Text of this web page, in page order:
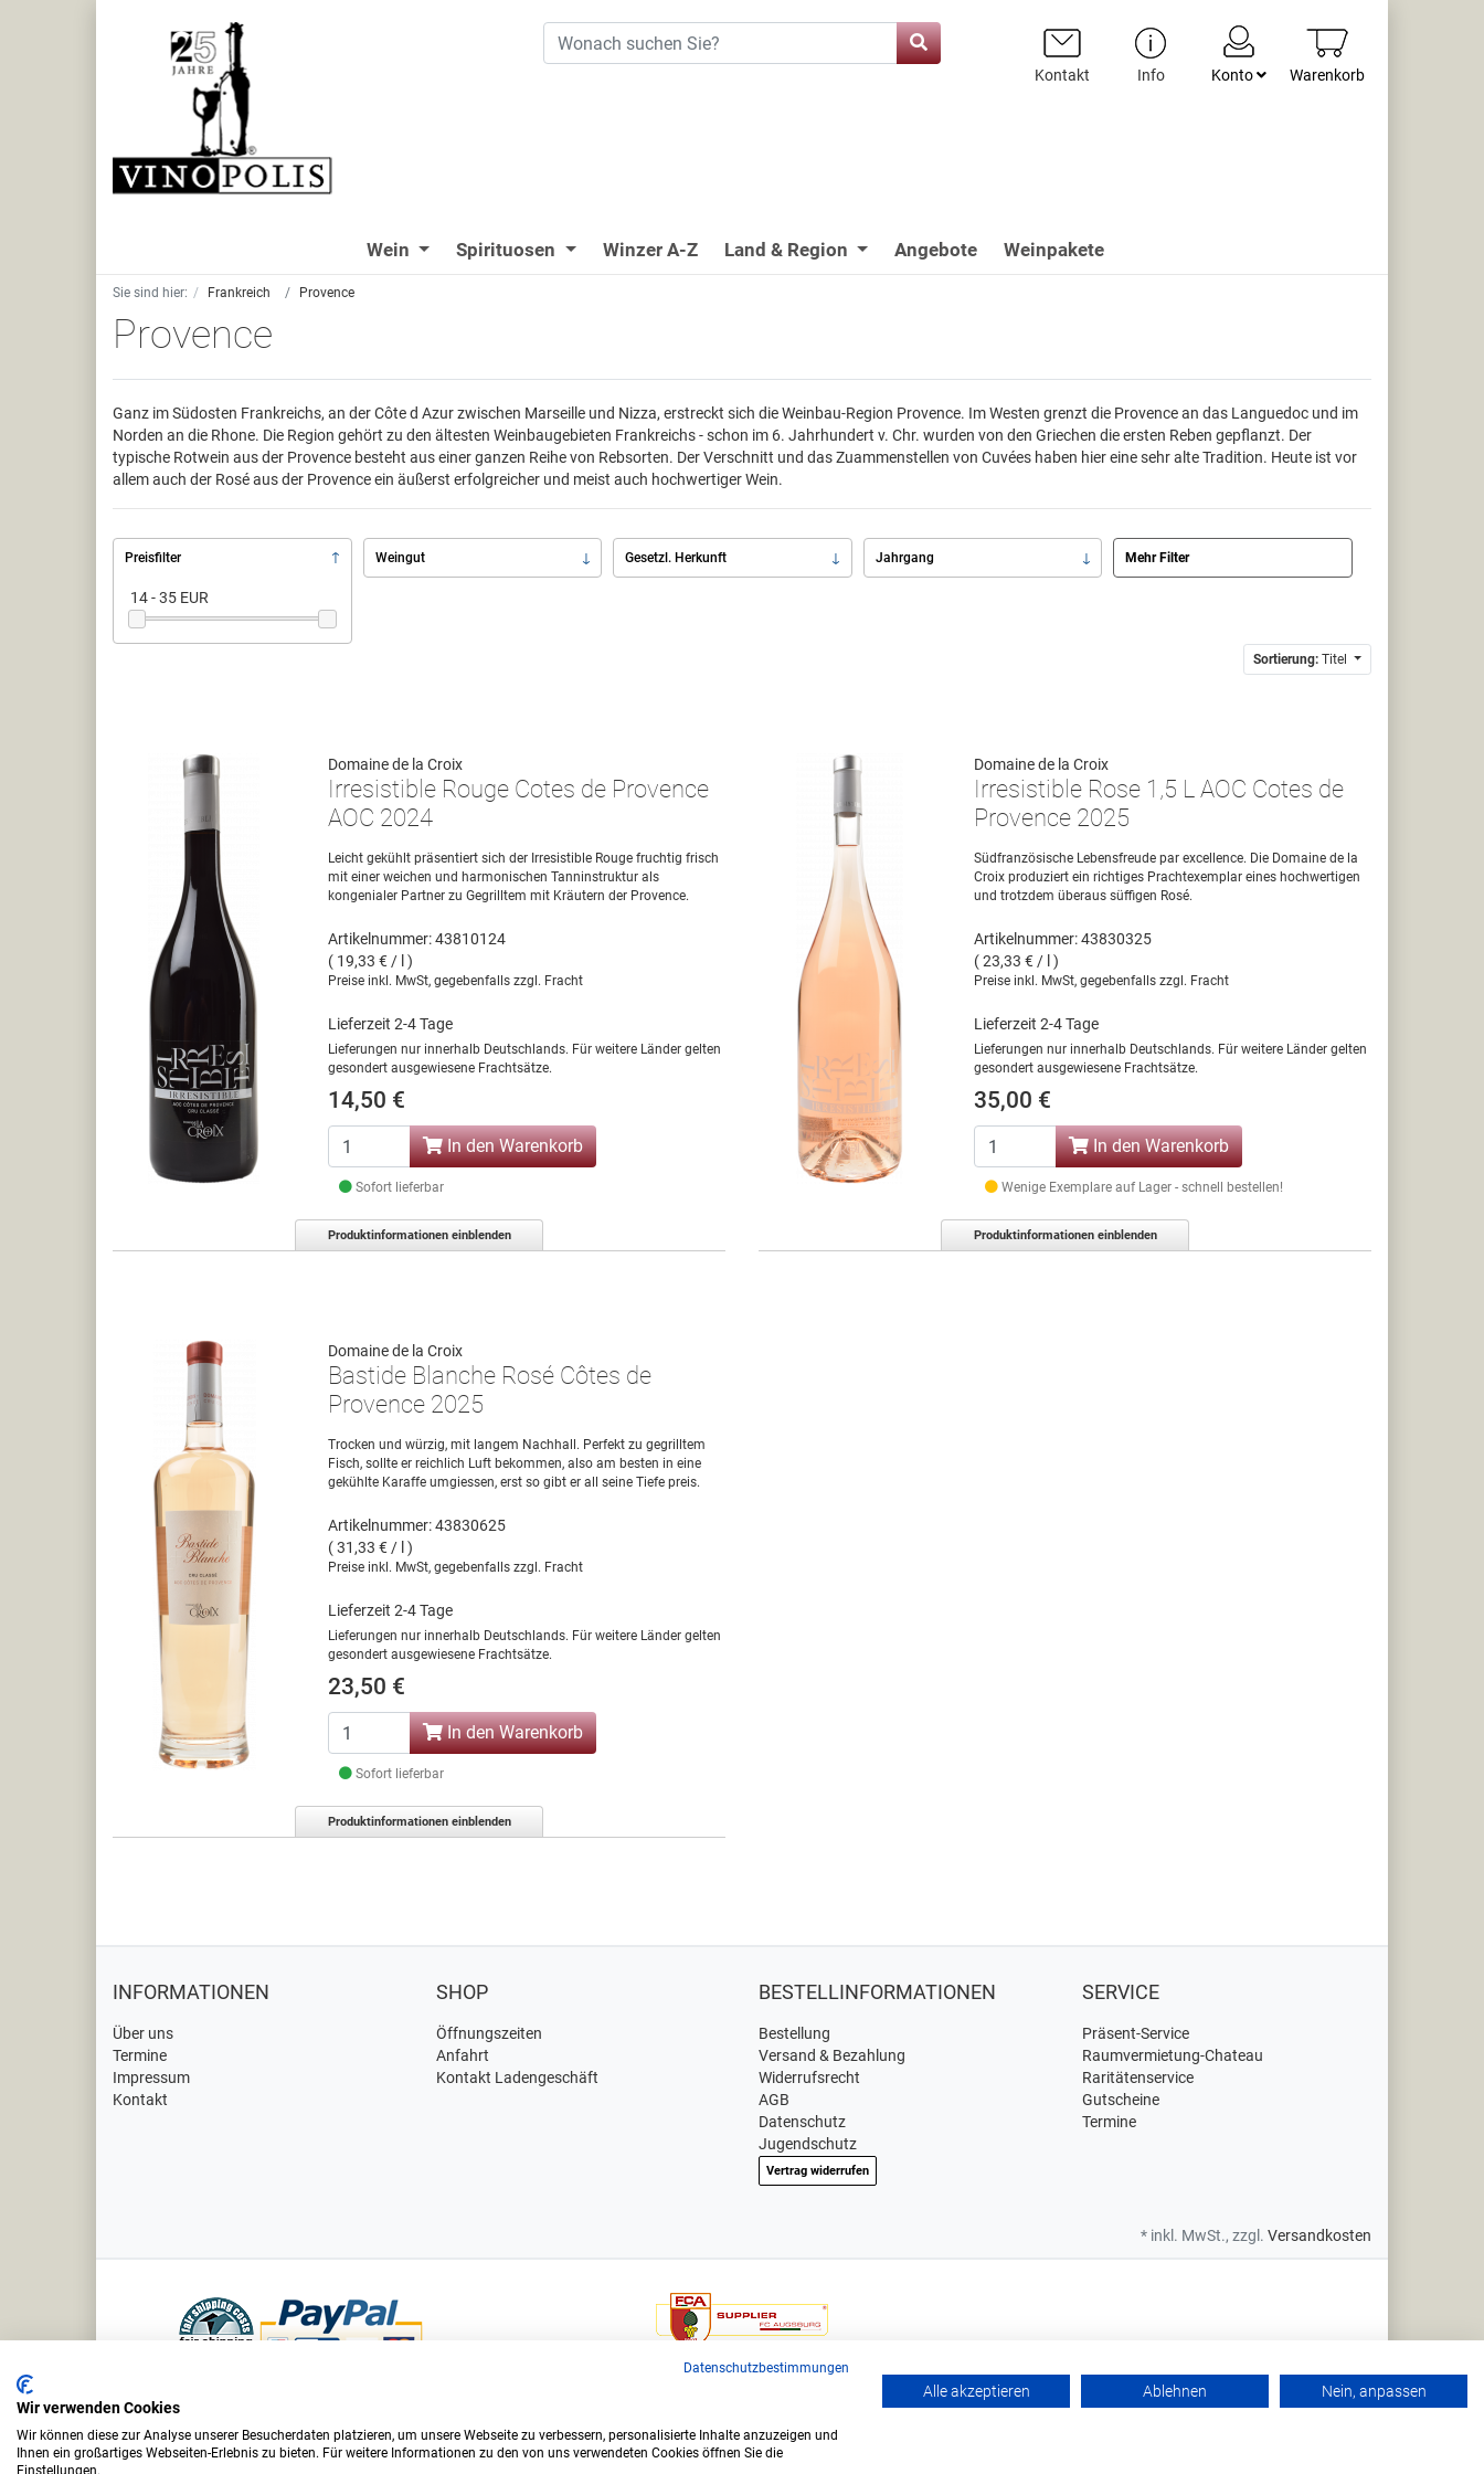
Warenkorb
Konto
Info
Kontakt
Wein Spirituosen Winzer A-Z Land & Region Angebote Weinpakete
Sie sind hier: Frankreich Provence
Provence
Ganz im Südosten Frankreichs, an der Côte d Azur zwischen Marseille und Nizza, erstreckt sich die Weinbau-Region Provence. Im Westen grenzt die Provence an das Languedoc und im
Norden an die Rhone. Die Region gehört zu den ältesten Weinbaugebieten Frankreichs - schon im 6. Jahrhundert v. Chr. wurden von den Griechen die ersten Reben gepflanzt. Der
typische Rotwein aus der Provence besteht aus einer ganzen Reihe von Rebsorten. Der Verschnitt und das Zuammenstellen von Cuvées haben hier eine sehr alte Tradition. Heute ist vor
allem auch der Rosé aus der Provence ein äußerst erfolgreicher und meist auch hochwertiger Wein.
Preisfilter
14 - 35 EUR
Weingut Gesetzl. Herkunft Jahrgang Mehr Filter
Sortierung: Titel
Domaine de la Croix
Irresistible Rouge Cotes de Provence
AOC 2024
Leicht gekühlt präsentiert sich der Irresistible Rouge fruchtig frisch
mit einer weichen und harmonischen Tanninstruktur als
kongenialer Partner zu Gegrilltem mit Kräutern der Provence.
Artikelnummer: 43810124
( 19,33 € / l )
Preise inkl. MwSt, gegebenfalls zzgl. Fracht
Lieferzeit 2-4 Tage
Lieferungen nur innerhalb Deutschlands. Für weitere Länder gelten
gesondert ausgewiesene Frachtsätze.
14,50 €
In den Warenkorb
Sofort lieferbar
Produktinformationen einblenden
Domaine de la Croix
Irresistible Rose 1,5 L AOC Cotes de
Provence 2025
Südfranzösische Lebensfreude par excellence. Die Domaine de la
Croix produziert ein richtiges Prachtexemplar eines hochwertigen
und trotzdem überaus süffigen Rosé.
Artikelnummer: 43830325
( 23,33 € / l )
Preise inkl. MwSt, gegebenfalls zzgl. Fracht
Lieferzeit 2-4 Tage
Lieferungen nur innerhalb Deutschlands. Für weitere Länder gelten
gesondert ausgewiesene Frachtsätze.
35,00 €
In den Warenkorb
Wenige Exemplare auf Lager - schnell bestellen!
Produktinformationen einblenden
Domaine de la Croix
Bastide Blanche Rosé Côtes de
Provence 2025
Trocken und würzig, mit langem Nachhall. Perfekt zu gegrilltem
Fisch, sollte er reichlich Luft bekommen, also am besten in eine
gekühlte Karaffe umgiessen, erst so gibt er all seine Tiefe preis.
Artikelnummer: 43830625
( 31,33 € / l )
Preise inkl. MwSt, gegebenfalls zzgl. Fracht
Lieferzeit 2-4 Tage
Lieferungen nur innerhalb Deutschlands. Für weitere Länder gelten
gesondert ausgewiesene Frachtsätze.
23,50 €
In den Warenkorb
Sofort lieferbar
Produktinformationen einblenden
INFORMATIONEN
Über uns
Termine
Impressum
Kontakt
SHOP
Öffnungszeiten
Anfahrt
Kontakt Ladengeschäft
BESTELLINFORMATIONEN
Bestellung
Versand & Bezahlung
Widerrufsrecht
AGB
Datenschutz
Jugendschutz
Vertrag widerrufen
SERVICE
Präsent-Service
Raumvermietung-Chateau
Raritätenservice
Gutscheine
Termine
* inkl. MwSt., zzgl. Versandkosten
Bundesligisten FC Augsburg.
Datenschutzbestimmungen
Wir verwenden Cookies
Wir können diese zur Analyse unserer Besucherdaten platzieren, um unsere Webseite zu verbessern, personalisierte Inhalte anzuzeigen und
Ihnen ein großartiges Webseiten-Erlebnis zu bieten. Für weitere Informationen zu den von uns verwendeten Cookies öffnen Sie die
Einstellungen.
Alle akzeptieren Ablehnen Nein, anpassen